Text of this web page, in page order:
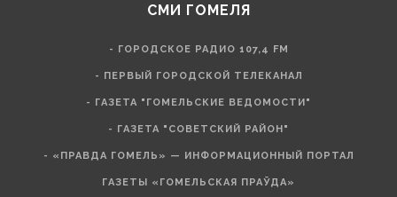
СМИ ГОМЕЛЯ
- ГОРОДСКОЕ РАДИО 107,4 FM
- ПЕРВЫЙ ГОРОДСКОЙ ТЕЛЕКАНАЛ
- ГАЗЕТА "ГОМЕЛЬСКИЕ ВЕДОМОСТИ"
- ГАЗЕТА "СОВЕТСКИЙ РАЙОН"
- «ПРАВДА ГОМЕЛЬ» — ИНФОРМАЦИОННЫЙ ПОРТАЛ
ГАЗЕТЫ «ГОМЕЛЬСКАЯ ПРАЎДА»